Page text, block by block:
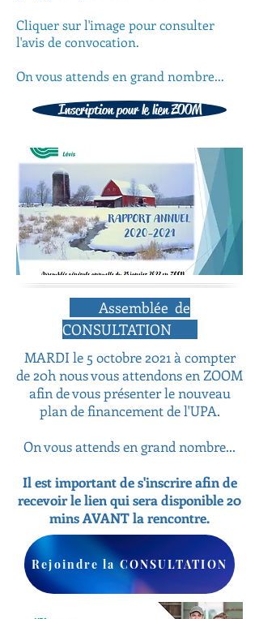
Cliquer sur l'image pour consulter
l'avis de convocation.
On vous attends en grand nombre...
Inscription pour le lien ZOOM
Assemblée de
CONSULTATION
MARDI le 5 octobre 2021 à compter
de 20h nous vous attendons en ZOOM
afin de vous présenter le nouveau
plan de financement de l'UPA.
On vous attends en grand nombre...
Il est important de s'inscrire afin de
recevoir le lien qui sera disponible 20
mins AVANT la rencontre.
Rejoindre la CONSULTATION